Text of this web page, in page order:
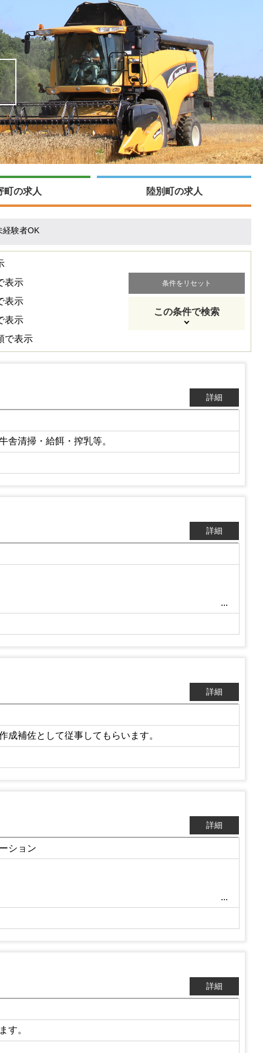
町の求人 陸別町の求人
経験者OK
表示
表示
表示
で表示
条件をリセット
この条件で検索
詳細
仕事。牛舎清掃・給餌・搾乳等。
詳細
詳細
補佐として従事してもらいます。
詳細
ション
詳細
す。